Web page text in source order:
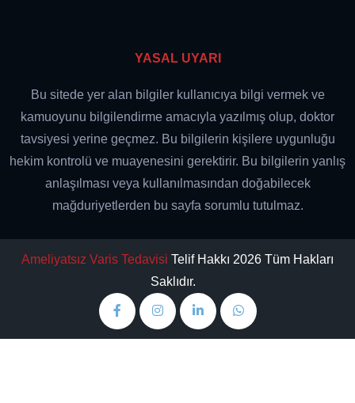
YASAL UYARI
Bu sitede yer alan bilgiler kullanıcıya bilgi vermek ve
kamuoyunu bilgilendirme amacıyla yazılmış olup, doktor
tavsiyesi yerine geçmez. Bu bilgilerin kişilere uygunluğu
hekim kontrolü ve muayenesini gerektirir. Bu bilgilerin yanlış
anlaşılması veya kullanılmasından doğabilecek
mağduriyetlerden bu sayfa sorumlu tutulmaz.
Ameliyatsız Varis Tedavisi Telif Hakkı 2026 Tüm Hakları
Saklıdır.